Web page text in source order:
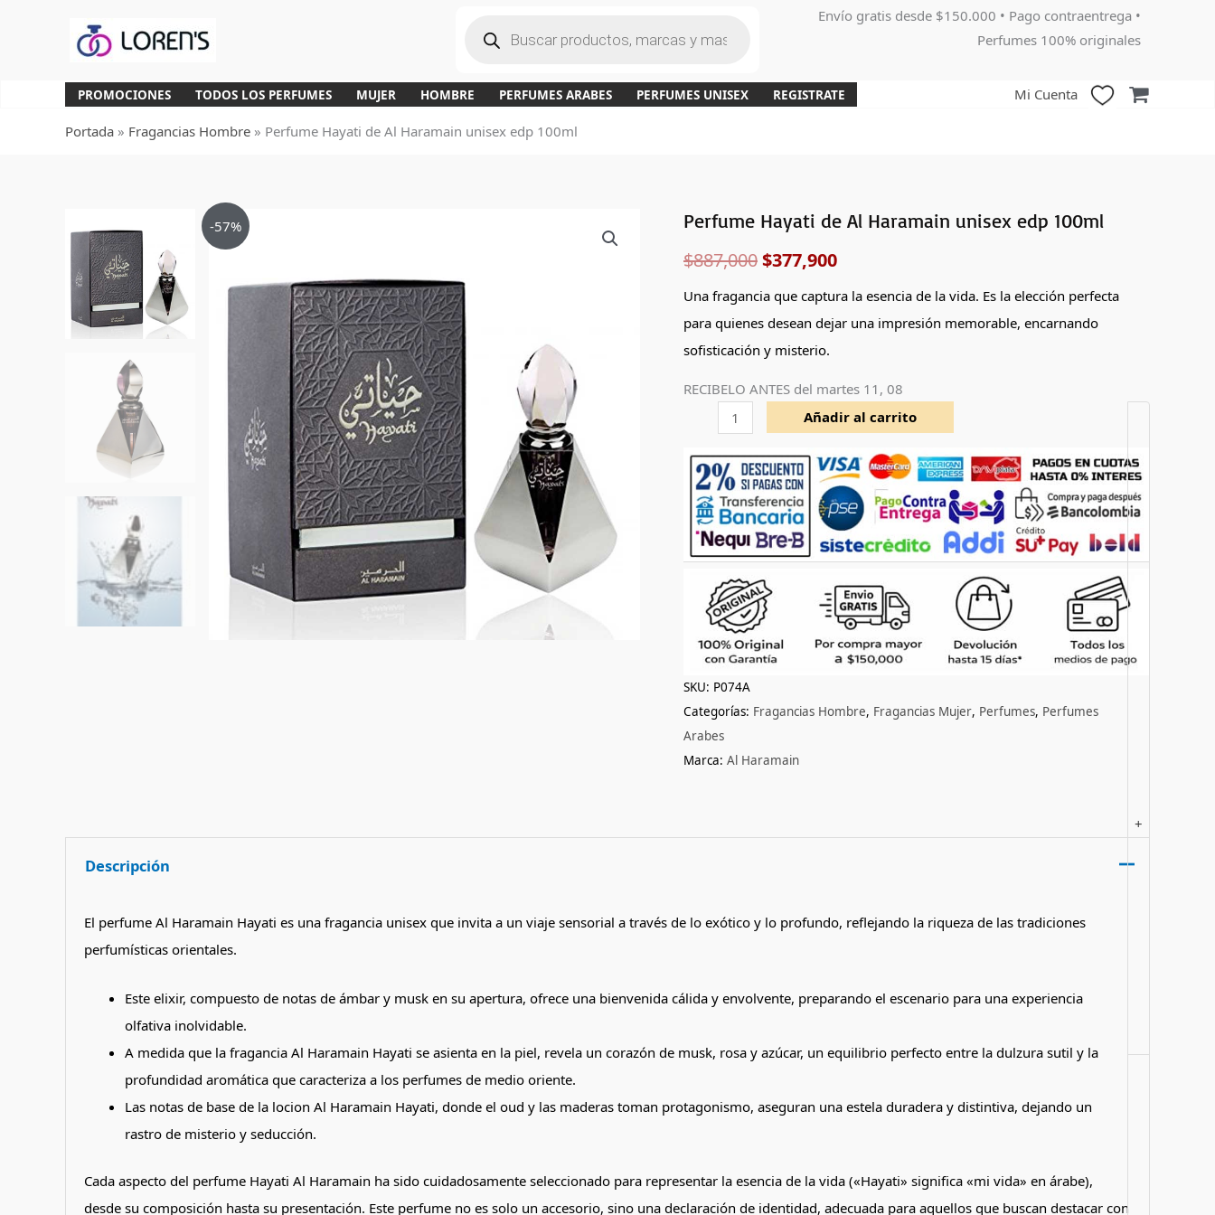
a
d
e
r
o
Envío gratis desde $150.000 • Pago contraentrega •
Perfumes 100% originales
PROMOCIONES TODOS LOS PERFUMES MUJER HOMBRE PERFUMES ARABES PERFUMES UNISEX REGISTRATE Mi Cuenta
Portada » Fragancias Hombre » Perfume Hayati de Al Haramain unisex edp 100ml
-57%
Perfume Hayati de Al Haramain unisex edp 100ml
$887,000
El
precio
original
era:
$377,900
El
precio
actual
es:
Una fragancia que captura la esencia de la vida. Es la elección perfecta
para quienes desean dejar una impresión memorable, encarnando
sofisticación y misterio.
RECIBELO ANTES del martes 11, 08
Perfume
de
Al
Haramain
unisex
100ml
cantidad
+
Añadir al carrito
SKU: P074A
Categorías: Fragancias Hombre, Fragancias Mujer, Perfumes, Perfumes
Arabes
Marca: Al Haramain
Descripción
El perfume Al Haramain Hayati es una fragancia unisex que invita a un viaje sensorial a través de lo exótico y lo profundo, reflejando la riqueza de las tradiciones
perfumísticas orientales.
Este elixir, compuesto de notas de ámbar y musk en su apertura, ofrece una bienvenida cálida y envolvente, preparando el escenario para una experiencia
olfativa inolvidable.
A medida que la fragancia Al Haramain Hayati se asienta en la piel, revela un corazón de musk, rosa y azúcar, un equilibrio perfecto entre la dulzura sutil y la
profundidad aromática que caracteriza a los perfumes de medio oriente.
Las notas de base de la locion Al Haramain Hayati, donde el oud y las maderas toman protagonismo, aseguran una estela duradera y distintiva, dejando un
rastro de misterio y seducción.
Cada aspecto del perfume Hayati Al Haramain ha sido cuidadosamente seleccionado para representar la esencia de la vida («Hayati» significa «mi vida» en árabe),
desde su composición hasta su presentación. Este perfume no es solo un accesorio, sino una declaración de identidad, adecuada para aquellos que buscan destacar con